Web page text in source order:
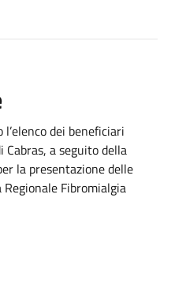
dei beneficiari
a seguito della
la presentazione delle
Fibromialgia